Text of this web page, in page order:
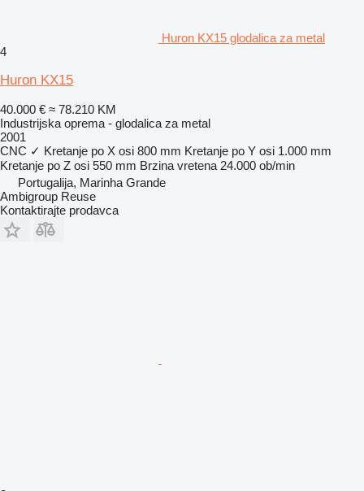
Huron KX15 glodalica za metal
4
Huron KX15
40.000 € ≈ 78.210 KM
Industrijska oprema - glodalica za metal
2001
CNC ✓ Kretanje po X osi 800 mm Kretanje po Y osi 1.000 mm
Kretanje po Z osi 550 mm Brzina vretena 24.000 ob/min
Portugalija, Marinha Grande
Ambigroup Reuse
Kontaktirajte prodavca